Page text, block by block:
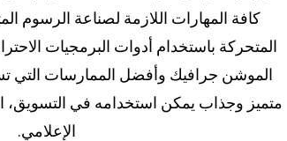
كافة المهارات اللازمة لصناعة الرسوم
المتحركة باستخدام أدوات البرمجيات
الموشن جرافيك وأفضل الممارسات التي
متميز وجذاب يمكن استخدامه في التسويق،
الإعلامي.